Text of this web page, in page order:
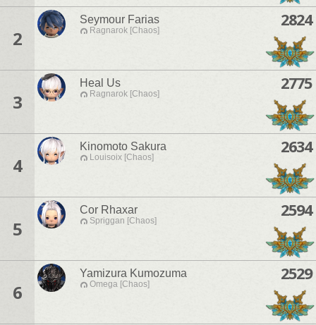
2
Seymour Farias
Ragnarok [Chaos]
2824
3
Heal Us
Ragnarok [Chaos]
2775
4
Kinomoto Sakura
Louisoix [Chaos]
2634
5
Cor Rhaxar
Spriggan [Chaos]
2594
6
Yamizura Kumozuma
Omega [Chaos]
2529